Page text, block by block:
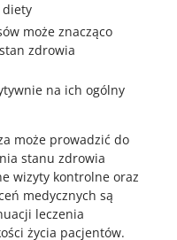
diety
może znacząco
zdrowia
na ich ogólny
może prowadzić do
stanu zdrowia
wizyty kontrolne oraz
medycznych są
leczenia
życia pacjentów.